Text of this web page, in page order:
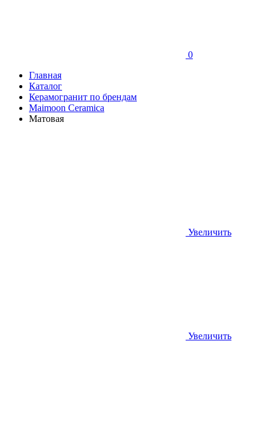
0
Главная
Каталог
Керамогранит по брендам
Maimoon Ceramica
Матовая
Увеличить
Увеличить